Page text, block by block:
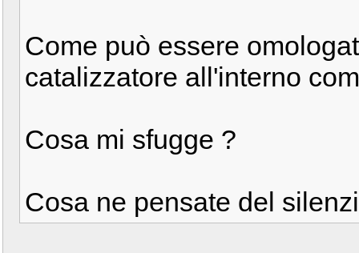
Come può essere
catalizzatore all'interno
Cosa mi sfugge ?
Cosa ne pensate del